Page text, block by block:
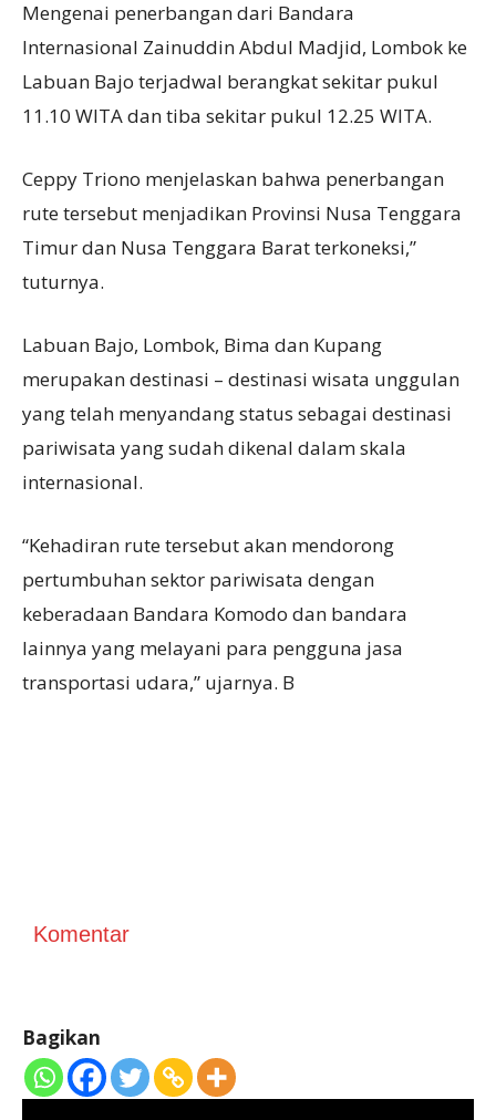
Mengenai penerbangan dari Bandara
Internasional Zainuddin Abdul Madjid, Lombok ke
Labuan Bajo terjadwal berangkat sekitar pukul
11.10 WITA dan tiba sekitar pukul 12.25 WITA.
Ceppy Triono menjelaskan bahwa penerbangan
rute tersebut menjadikan Provinsi Nusa Tenggara
Timur dan Nusa Tenggara Barat terkoneksi,”
tuturnya.
Labuan Bajo, Lombok, Bima dan Kupang
merupakan destinasi – destinasi wisata unggulan
yang telah menyandang status sebagai destinasi
pariwisata yang sudah dikenal dalam skala
internasional.
“Kehadiran rute tersebut akan mendorong
pertumbuhan sektor pariwisata dengan
keberadaan Bandara Komodo dan bandara
lainnya yang melayani para pengguna jasa
transportasi udara,” ujarnya. B
Komentar
Bagikan